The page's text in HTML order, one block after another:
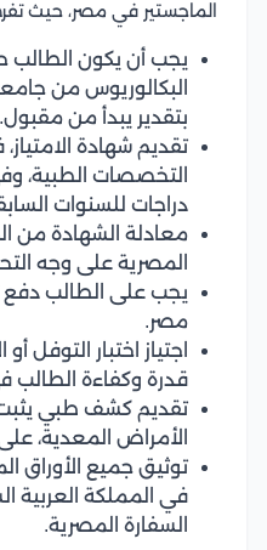
الماجستير في مصر، حيث
يجب أن يكون الطالب
البكالوريوس من
بتقدير يبدأ من مقبول.
تقديم شهادة
التخصصات الطبية،
دراجات للسنوات
معادلة الشهادة من
المصرية على وجه
يجب على الطالب دفع
مصر.
اجتياز اختبار التوفل
قدرة وكفاءة الطالب
تقديم كشف طبي
الأمراض المعدية،
توثيق جميع الأوراق
في المملكة العربية
السفارة المصرية.